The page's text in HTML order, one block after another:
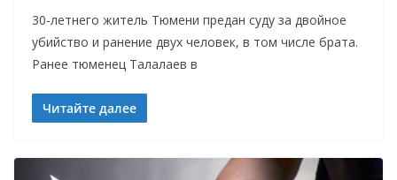
30-летнего житель Тюмени предан суду за двойное
убийство и ранение двух человек, в том числе брата.
Ранее тюменец Талалаев в
Читайте далее